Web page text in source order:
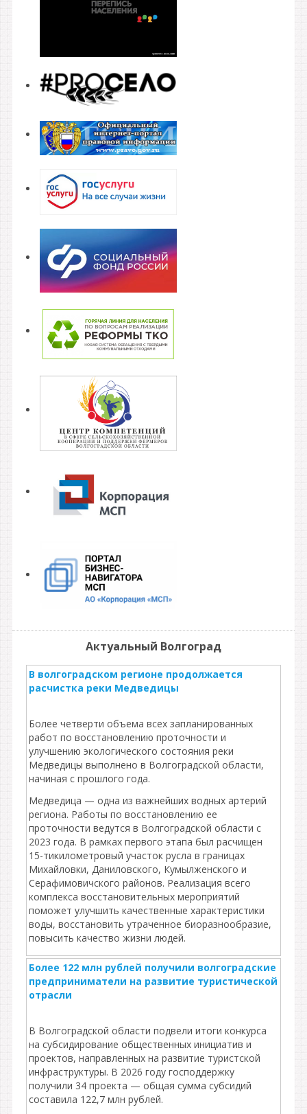
Актуальный Волгоград
В волгоградском регионе продолжается
расчистка реки Медведицы
Более четверти объема всех запланированных
работ по восстановлению проточности и
улучшению экологического состояния реки
Медведицы выполнено в Волгоградской области,
начиная с прошлого года.
Медведица — одна из важнейших водных артерий
региона. Работы по восстановлению ее
проточности ведутся в Волгоградской области с
2023 года. В рамках первого этапа был расчищен
15-тикилометровый участок русла в границах
Михайловки, Даниловского, Кумылженского и
Серафимовичского районов. Реализация всего
комплекса восстановительных мероприятий
поможет улучшить качественные характеристики
воды, восстановить утраченное биоразнообразие,
повысить качество жизни людей.
Более 122 млн рублей получили волгоградские
предприниматели на развитие туристической
отрасли
В Волгоградской области подвели итоги конкурса
на субсидирование общественных инициатив и
проектов, направленных на развитие туристской
инфраструктуры. В 2026 году господдержку
получили 34 проекта — общая сумма субсидий
составила 122,7 млн рублей.